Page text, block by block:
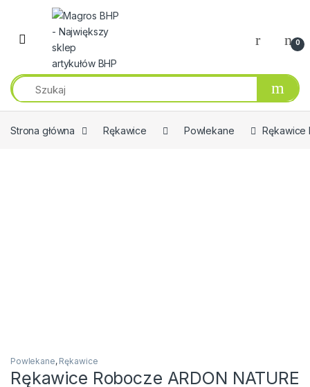
Przejdź do nawigacji
Przeskocz do treści
0
Strona główna Rękawice Powlekane Rękawice
Powlekane, Rękawice
Rękawice Robocze ARDON NATURE